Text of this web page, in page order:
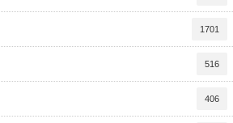
1701
516
406